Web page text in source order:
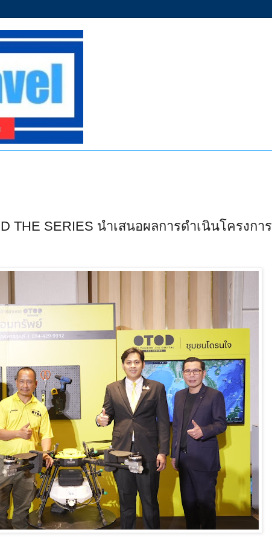
THE SERIES นำเสนอผลการดำเนินโครงการ